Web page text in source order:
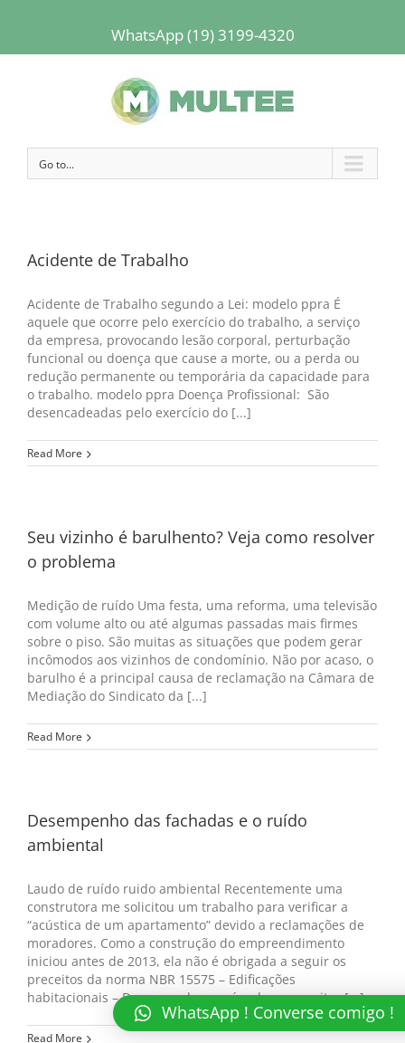
WhatsApp (19) 3199-4320
Go to...
Acidente de Trabalho
Acidente de Trabalho segundo a Lei: modelo ppra É
aquele que ocorre pelo exercício do trabalho, a serviço
da empresa, provocando lesão corporal, perturbação
funcional ou doença que cause a morte, ou a perda ou
redução permanente ou temporária da capacidade para
o trabalho. modelo ppra Doença Profissional: São
desencadeadas pelo exercício do [...]
Read More
Seu vizinho é barulhento? Veja como resolver
o problema
Medição de ruído Uma festa, uma reforma, uma televisão
com volume alto ou até algumas passadas mais firmes
sobre o piso. São muitas as situações que podem gerar
incômodos aos vizinhos de condomínio. Não por acaso, o
barulho é a principal causa de reclamação na Câmara de
Mediação do Sindicato da [...]
Read More
Desempenho das fachadas e o ruído
ambiental
Laudo de ruído ruido ambiental Recentemente uma
construtora me solicitou um trabalho para verificar a
“acústica de um apartamento” devido a reclamações de
moradores. Como a construção do empreendimento
iniciou antes de 2013, ela não é obrigada a seguir os
preceitos da norma NBR 15575 – Edificações
habitacionais – Desempenho, porém deve respeitar [...]
Read More
WhatsApp ! Converse comigo !